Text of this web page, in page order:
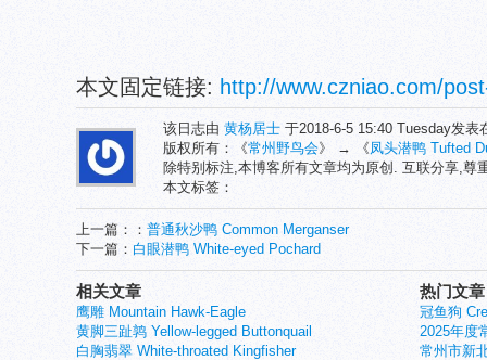
本文固定链接: http://www.czniao.com/
该日志由 黄杨居士 于2018-6-5 15:40 Tuesday发表
版权所有：《常州野鸟会》 → 《凤头潜鸭 Tufted
除特别标注,本博客所有文章均为原创. 互联分享,尊
本文标签：
上一篇：： 普通秋沙鸭 Common Merganser
下一篇： 白眼潜鸭 White-eyed Pochard
热门文章
冠鱼狗
2025年度
常州市新
相关文章
鹰雕 Mountain Hawk-Eagle
黄脚三趾鹑 Yellow-legged Buttonquail
白胸翡翠 White-throated Kingfisher